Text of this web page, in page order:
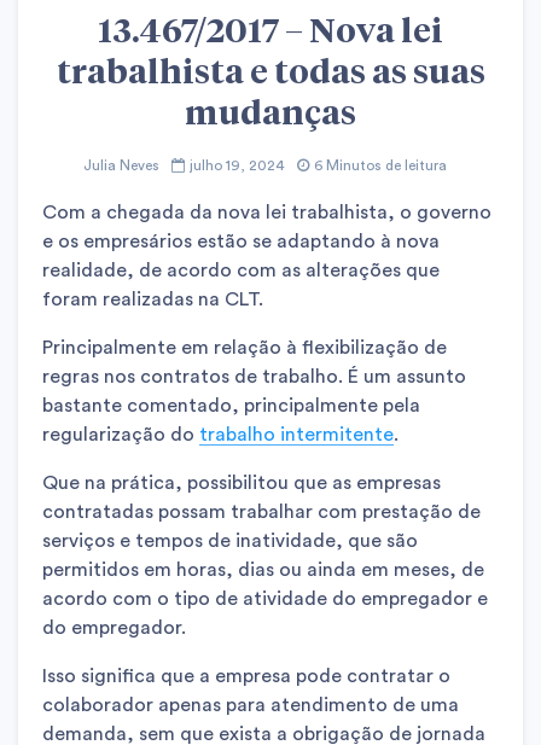
13.467/2017 – Nova lei
trabalhista e todas as suas
mudanças
Julia Neves julho 19, 2024 6 Minutos de leitura
Com a chegada da nova lei trabalhista, o governo
e os empresários estão se adaptando à nova
realidade, de acordo com as alterações que
foram realizadas na CLT.
Principalmente em relação à flexibilização de
regras nos contratos de trabalho. É um assunto
bastante comentado, principalmente pela
regularização do trabalho intermitente.
Que na prática, possibilitou que as empresas
contratadas possam trabalhar com prestação de
serviços e tempos de inatividade, que são
permitidos em horas, dias ou ainda em meses, de
acordo com o tipo de atividade do empregador e
do empregador.
Isso significa que a empresa pode contratar o
colaborador apenas para atendimento de uma
demanda, sem que exista a obrigação de jornada